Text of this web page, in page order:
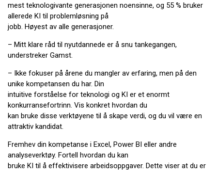
mest teknologivante generasjonen noensinne, og 55 % bruker
allerede KI til problemløsning på
jobb. Høyest av alle generasjoner.
– Mitt klare råd til nyutdannede er å snu tankegangen,
understreker Gamst.
– Ikke fokuser på årene du mangler av erfaring, men på den
unike kompetansen du har. Din
intuitive forståelse for teknologi og KI er et enormt
konkurransefortrinn. Vis konkret hvordan du
kan bruke disse verktøyene til å skape verdi, og du vil være en
attraktiv kandidat.
Fremhev din kompetanse i Excel, Power BI eller andre
analyseverktøy. Fortell hvordan du kan
bruke KI til å effektivisere arbeidsoppgaver. Dette viser at du er